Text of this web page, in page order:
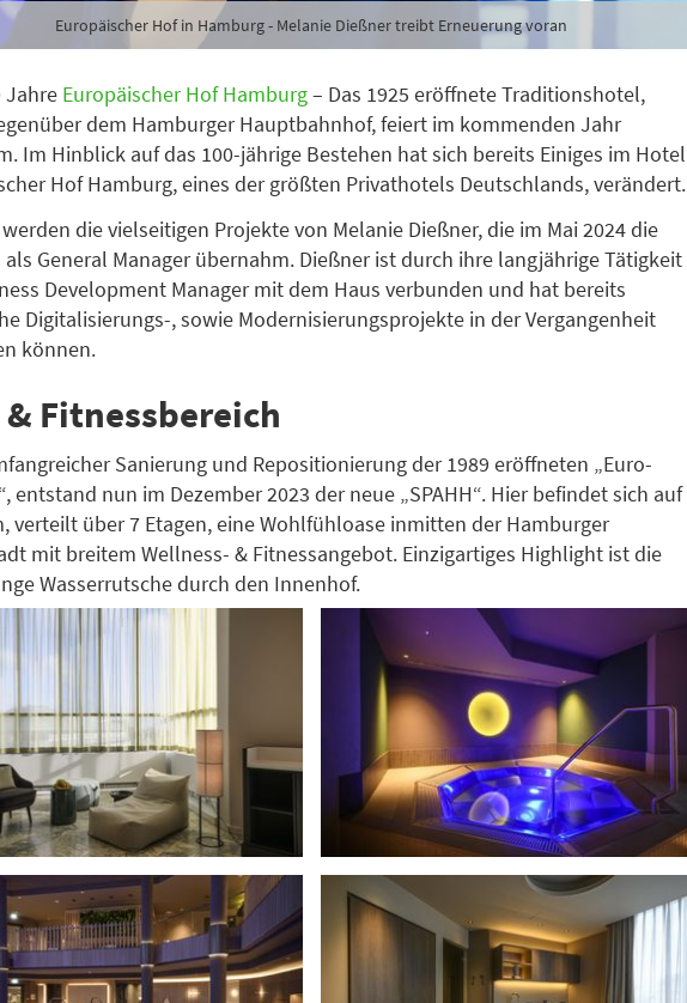
Europäischer Hof in Hamburg - Melanie Dießner treibt Erneuerung voran
Jahre Europäischer Hof Hamburg– Das 1925 eröffnete Traditionshotel,
dem Hamburger Hauptbahnhof, feiert im kommenden Jahr
Im Hinblick auf das 100-jährige Bestehen hat sich bereits Einiges im Hotel
Hof Hamburg, eines der größten Privathotels Deutschlands, verändert.
die vielseitigen Projekte von Melanie Dießner, die im Mai 2024 die
General Manager übernahm. Dießner ist durch ihre langjährige Tätigkeit
Development Manager mit dem Haus verbunden und hat bereits
Digitalisierungs-, sowie Modernisierungsprojekte in der Vergangenheit
können.
& Fitnessbereich
Sanierung und Repositionierung der 1989 eröffneten „Euro-
entstand nun im Dezember 2023 der neue „SPAHH“. Hier befindet sich auf
verteilt über 7 Etagen, eine Wohlfühloase inmitten der Hamburger
mit breitem Wellness- & Fitnessangebot. Einzigartiges Highlight ist die
Wasserrutsche durch den Innenhof.